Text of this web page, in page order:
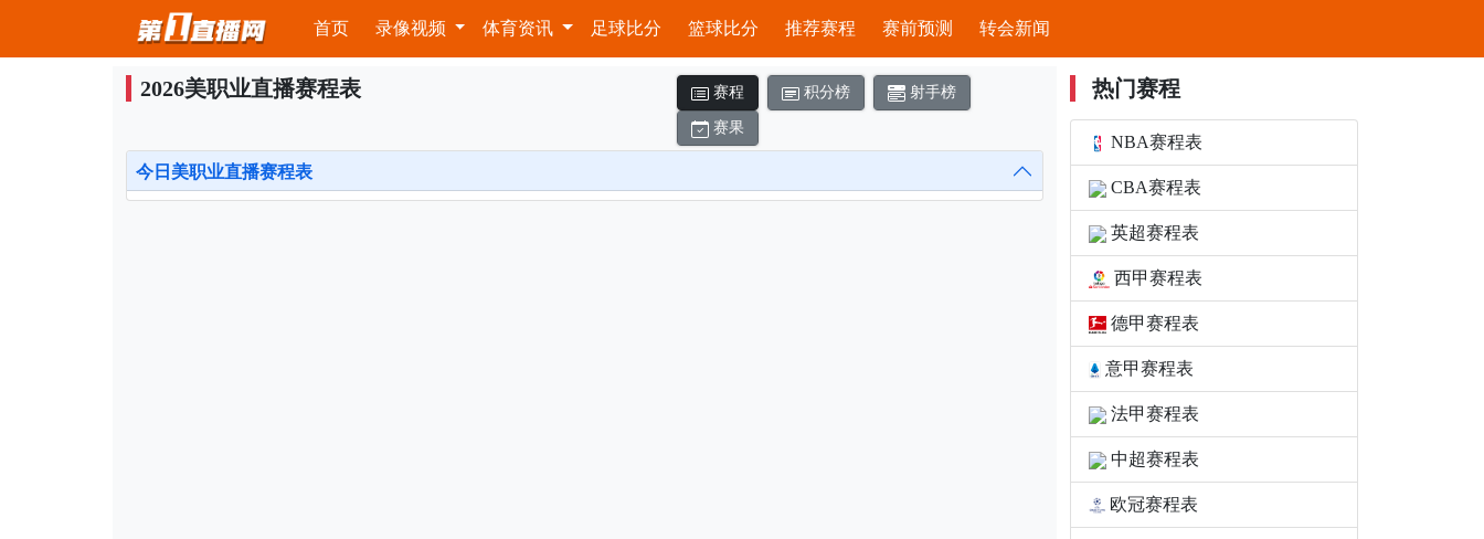
首页 录像视频 体育资讯 足球比分 篮球比分 推荐赛程 赛前预测 转会新闻
2026美职业直播赛程表 赛程 积分榜 射手榜
赛果
今日美职业直播赛程表
热门赛程
NBA赛程表
CBA赛程表
英超赛程表
西甲赛程表
德甲赛程表
意甲赛程表
法甲赛程表
中超赛程表
欧冠赛程表